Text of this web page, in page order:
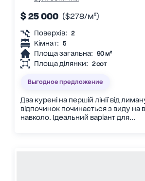
$ 25 000 ($278/м²)
Поверхів: 2
Кімнат: 5
Площа загальна: 90 м²
Площа ділянки: 2 сот
Выгодное предложение
Два курені на першій лінії від
відпочинок починається з виду на
навколо. Ідеальний варіант для...